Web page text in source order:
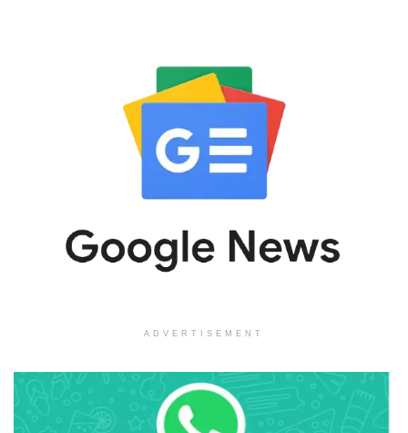
ADVERTISEMENT